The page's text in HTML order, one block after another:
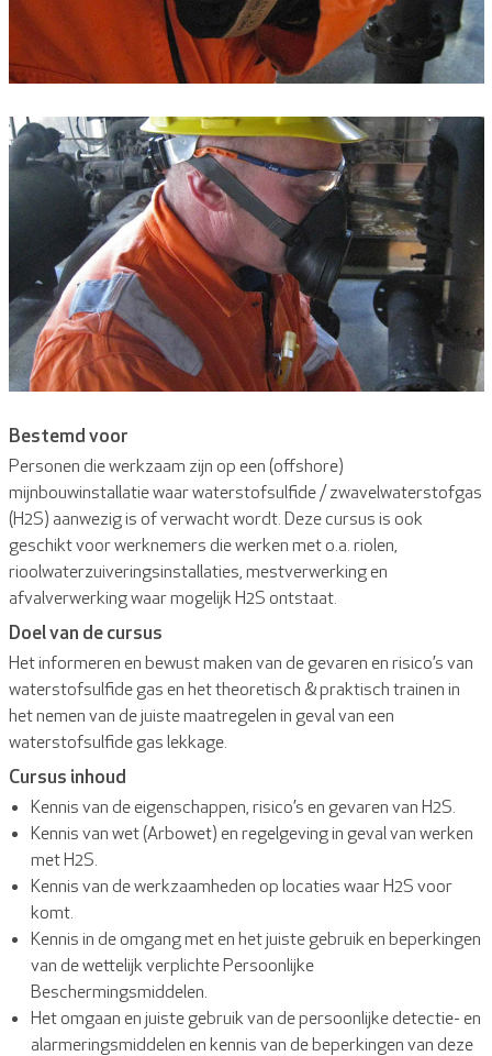
Bestemd voor
Personen die werkzaam zijn op een (offshore)
mijnbouwinstallatie waar waterstofsulfide / zwavelwaterstofgas
(H2S) aanwezig is of verwacht wordt. Deze cursus is ook
geschikt voor werknemers die werken met o.a. riolen,
rioolwaterzuiveringsinstallaties, mestverwerking en
afvalverwerking waar mogelijk H2S ontstaat.
Doel van de cursus
Het informeren en bewust maken van de gevaren en risico’s van
waterstofsulfide gas en het theoretisch & praktisch trainen in
het nemen van de juiste maatregelen in geval van een
waterstofsulfide gas lekkage.
Cursus inhoud
Kennis van de eigenschappen, risico’s en gevaren van H2S.
Kennis van wet (Arbowet) en regelgeving in geval van werken
met H2S.
Kennis van de werkzaamheden op locaties waar H2S voor
komt.
Kennis in de omgang met en het juiste gebruik en beperkingen
van de wettelijk verplichte Persoonlijke
Beschermingsmiddelen.
Het omgaan en juiste gebruik van de persoonlijke detectie- en
alarmeringsmiddelen en kennis van de beperkingen van deze